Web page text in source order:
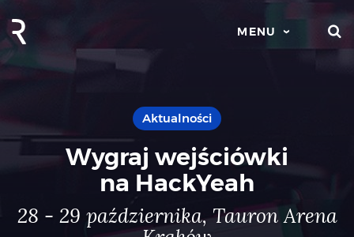
MENU
Aktualności
Wygraj wejściówki
na HackYeah
28 - 29 października, Tauron Arena